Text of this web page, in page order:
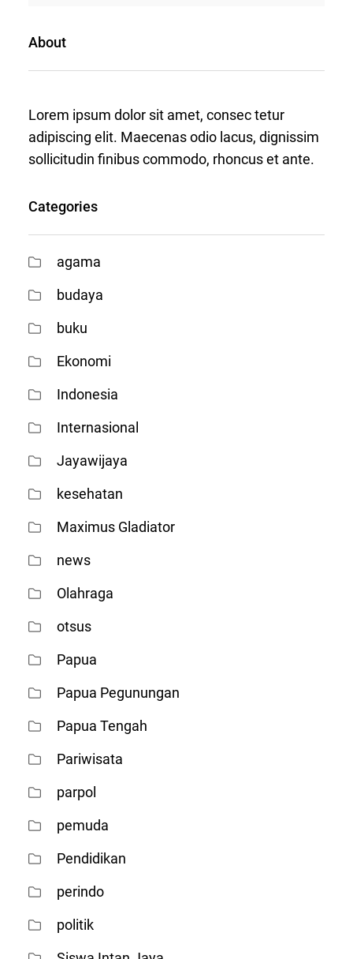
About
Lorem ipsum dolor sit amet, consec tetur
adipiscing elit. Maecenas odio lacus, dignissim
sollicitudin finibus commodo, rhoncus et ante.
Categories
agama
budaya
buku
Ekonomi
Indonesia
Internasional
Jayawijaya
kesehatan
Maximus Gladiator
news
Olahraga
otsus
Papua
Papua Pegunungan
Papua Tengah
Pariwisata
parpol
pemuda
Pendidikan
perindo
politik